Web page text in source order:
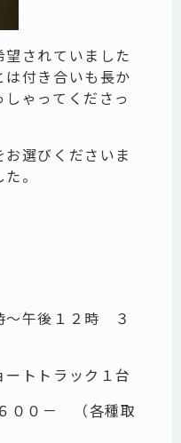
されていました
付き合いも長か
ゃってくださっ
選びくださいま
。
後１２時 ３
トラック１台
－ （各種取